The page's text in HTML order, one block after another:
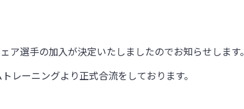
選手の加入が決定いたしましたのでお知らせします。
レーニングより正式合流をしております。